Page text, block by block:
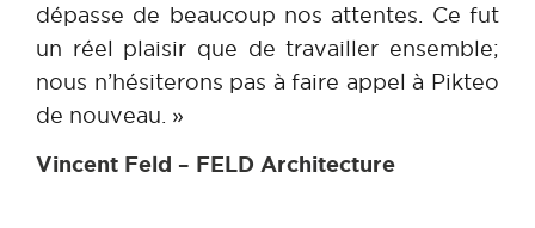
dépasse de beaucoup nos attentes. Ce fut
un réel plaisir que de travailler ensemble;
nous n’hésiterons pas à faire appel à Pikteo
de nouveau. »
Vincent Feld – FELD Architecture